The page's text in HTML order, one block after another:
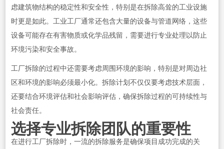
虑建筑物结构的稳定性和安全性，特别是在拆除高耸的工业设施
时更是如此。工业工厂通常还包含大量的设备与管道网络，这些
设备可能存在有害物质或化学品残留，需要进行专业处理以防止
环境污染和安全事故。
工厂拆除的过程中还需要考虑周围环境的影响，特别是对周边社
区和环境的影响必须最小化。拆除计划不仅仅要考虑技术层面，
还要结合环境评估和社会影响评估，确保拆除过程的可持续性与
社会责任。
选择专业拆除团队的重要性
在进行工厂拆除时，一流的拆除服务是确保项目成功完成的关